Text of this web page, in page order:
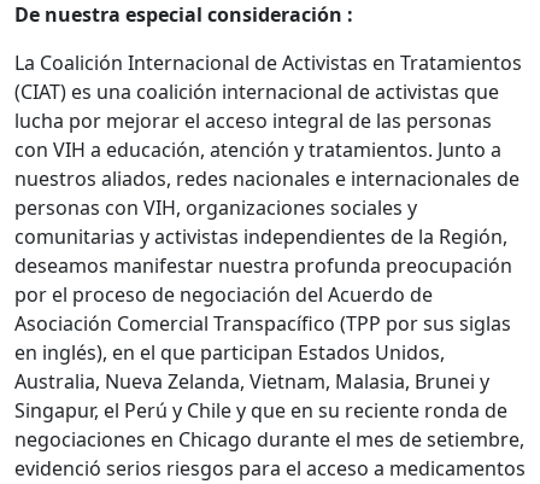
De nuestra especial consideración :
La Coalición Internacional de Activistas en Tratamientos
(CIAT) es una coalición internacional de activistas que
lucha por mejorar el acceso integral de las personas
con VIH a educación, atención y tratamientos. Junto a
nuestros aliados, redes nacionales e internacionales de
personas con VIH, organizaciones sociales y
comunitarias y activistas independientes de la Región,
deseamos manifestar nuestra profunda preocupación
por el proceso de negociación del Acuerdo de
Asociación Comercial Transpacífico (TPP por sus siglas
en inglés), en el que participan Estados Unidos,
Australia, Nueva Zelanda, Vietnam, Malasia, Brunei y
Singapur, el Perú y Chile y que en su reciente ronda de
negociaciones en Chicago durante el mes de setiembre,
evidenció serios riesgos para el acceso a medicamentos